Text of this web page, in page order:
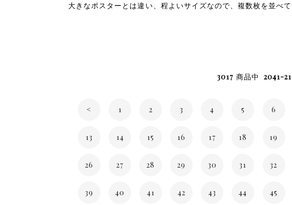
大きなポスターとは違い、程よいサイズなので、複数枚を並べ
3017 商品中 2041-
< 1 2 3 4 5 6
13 14 15 16 17 18 19
26 27 28 29 30 31 32
39 40 41 42 43 44 45